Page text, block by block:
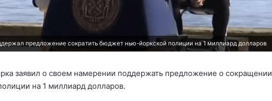
предложение сократить бюджет нью-йоркской полиции на 1 миллиард долларов
заявил о своем намерении поддержать предложение о сокращении
на 1 миллиард долларов.